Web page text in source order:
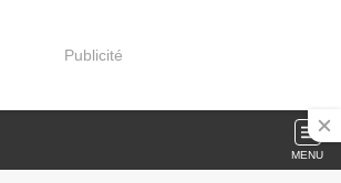
Publicité
MENU